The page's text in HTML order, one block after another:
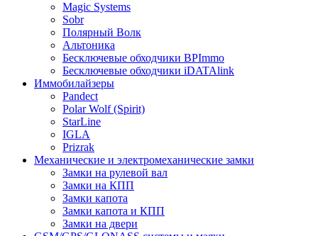
Magic Systems
Sobr
Полярный Волк
Альтоника
Бесключевые обходчики BPImmo
Бесключевые обходчики iDATAlink
Иммобилайзеры
Pandect
Polar Wolf (Spirit)
StarLine
IGLA
Prizrak
Механические и электромеханические замки
Замки на рулевой вал
Замки на КПП
Замки капота
Замки капота и КПП
Замки на двери